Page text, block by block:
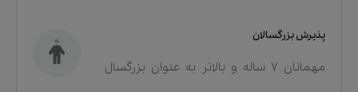
پذیرش بزرگسالان
مهمانان ۷ ساله و بالاتر به عنوان بزرگسال